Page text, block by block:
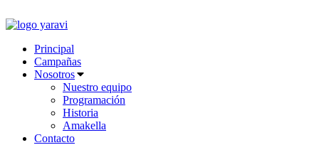
al
Principal
Campañas
Nosotros
Nuestro equipo
Programación
Historia
Amakella
Contacto